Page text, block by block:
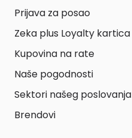
Prijava za posao
Zeka plus Loyalty kartica
Kupovina na rate
Naše pogodnosti
Sektori našeg poslovanja
Brendovi